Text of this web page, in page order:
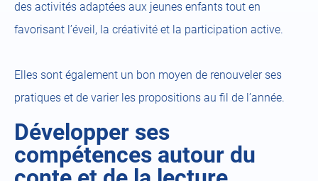
des activités adaptées aux jeunes enfants tout en
favorisant l’éveil, la créativité et la participation active.
Elles sont également un bon moyen de renouveler ses
pratiques et de varier les propositions au fil de l’année.
Développer ses
compétences autour du